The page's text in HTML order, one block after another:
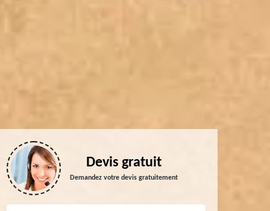
Devis gratuit
Demandez votre devis gratuitement